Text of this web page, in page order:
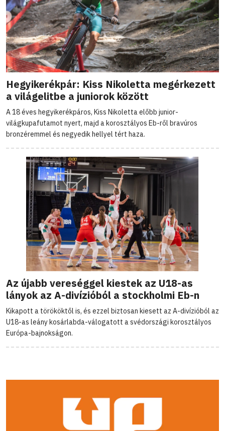
Hegyikerékpár: Kiss Nikoletta megérkezett
a világelitbe a juniorok között
A 18 éves hegyikerékpáros, Kiss Nikoletta előbb junior-
világkupafutamot nyert, majd a korosztályos Eb-ről bravúros
bronzéremmel és negyedik hellyel tért haza.
Az újabb vereséggel kiestek az U18-as
lányok az A-divízióból a stockholmi Eb-n
Kikapott a törököktől is, és ezzel biztosan kiesett az A-divízióból az
U18-as leány kosárlabda-válogatott a svédországi korosztályos
Európa-bajnokságon.